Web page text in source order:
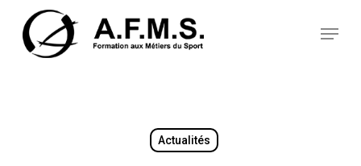
main
content
Menu
Actualités
Panneau de gestion des cookies